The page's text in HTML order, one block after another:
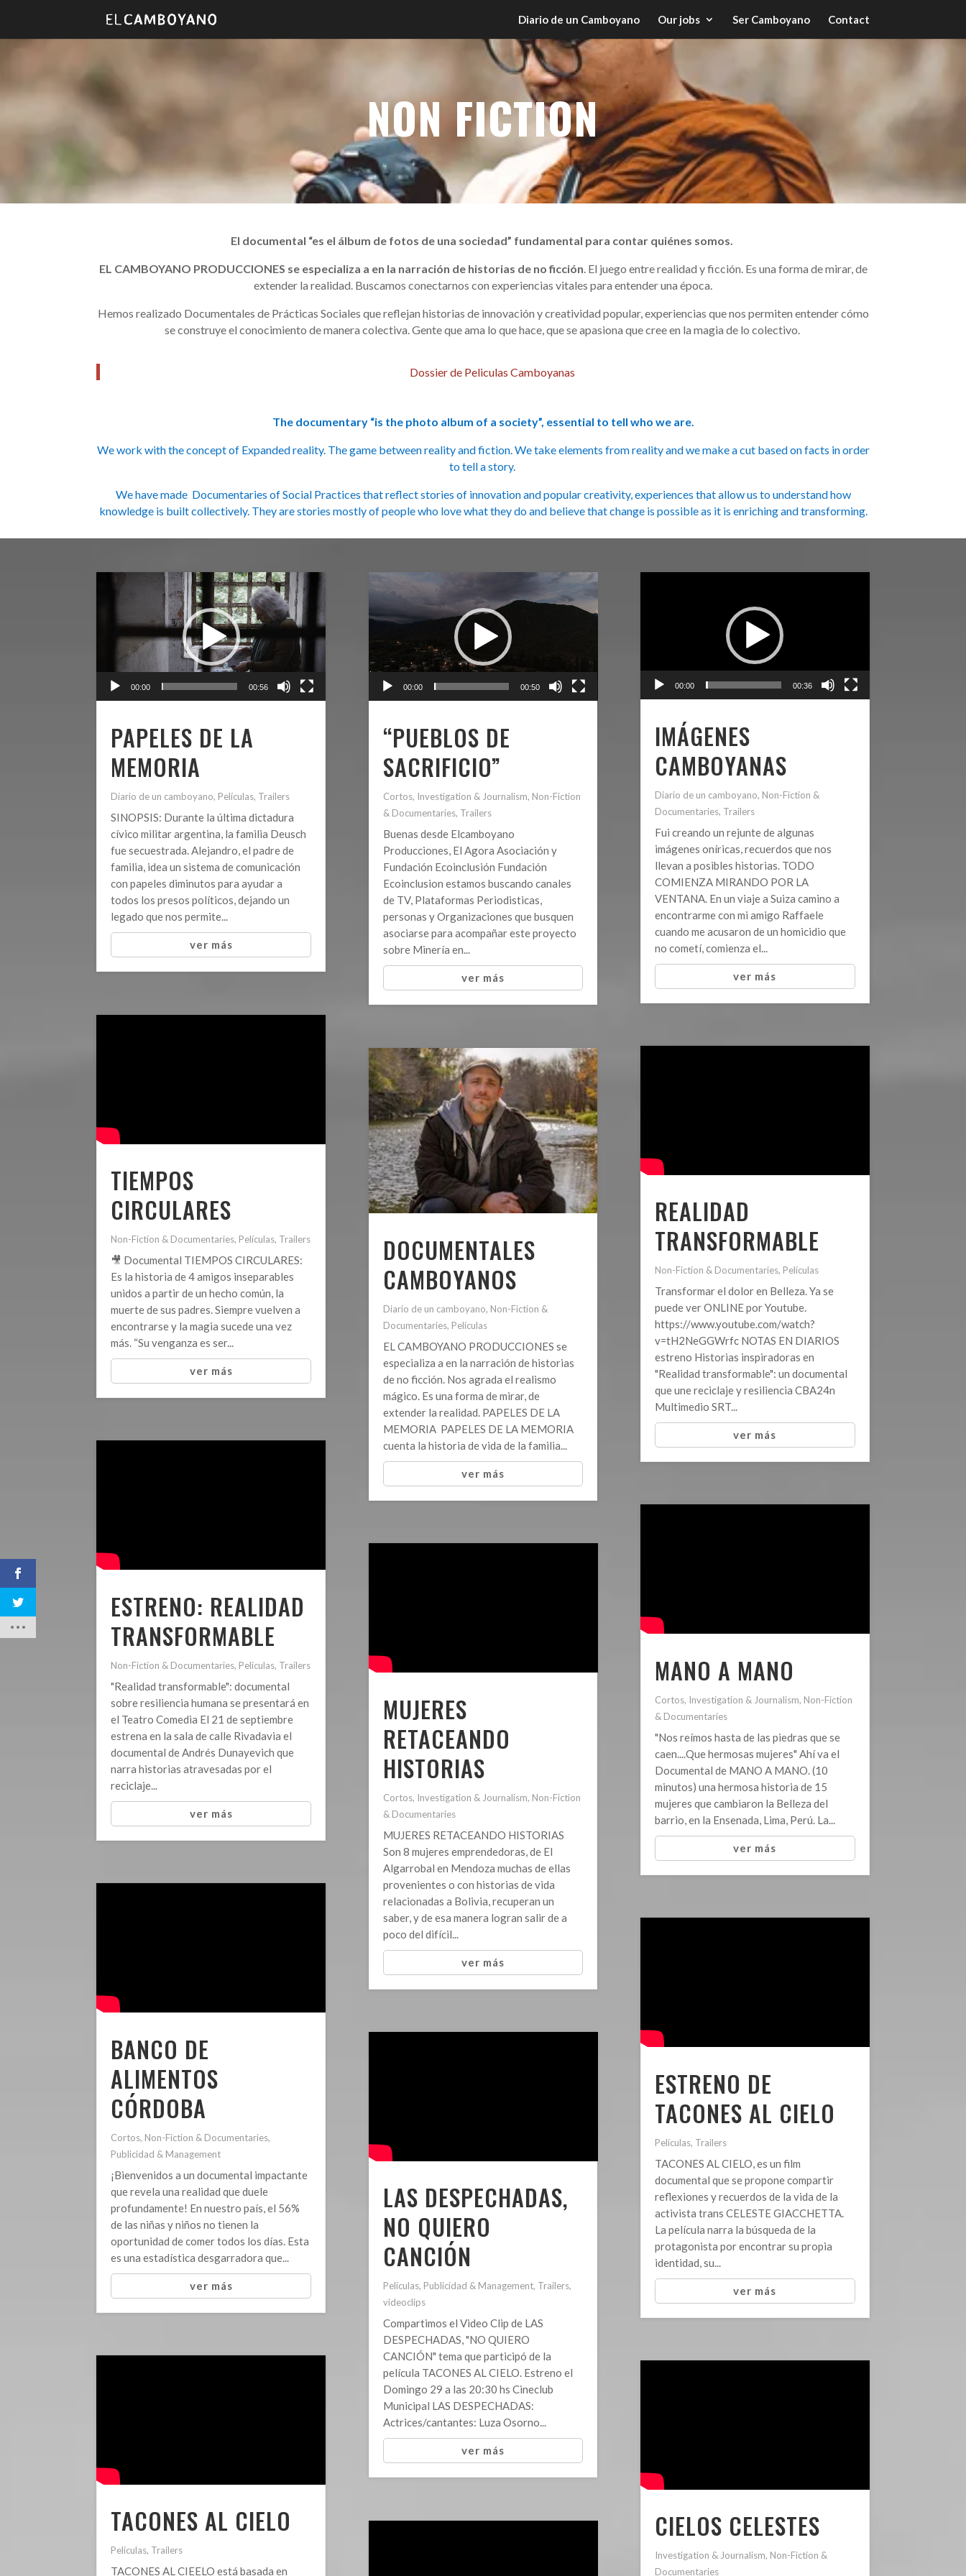
Diario de un Camboyano Our jobs Ser Camboyano Contact
NON FICTION
El documental “es el álbum de fotos de una sociedad” fundamental para contar quiénes somos.
EL CAMBOYANO PRODUCCIONES se especializa a en la narración de historias de no ficción. El juego entre realidad y ficción. Es una forma de mirar, de
extender la realidad. Buscamos conectarnos con experiencias vitales para entender una época.
Hemos realizado Documentales de Prácticas Sociales que reflejan historias de innovación y creatividad popular, experiencias que nos permiten entender cómo
se construye el conocimiento de manera colectiva. Gente que ama lo que hace, que se apasiona que cree en la magia de lo colectivo.
Dossier de Peliculas Camboyanas
The documentary “is the photo album of a society”, essential to tell who we are.
We work with the concept of Expanded reality. The game between reality and fiction. We take elements from reality and we make a cut based on facts in order
to tell a story.
We have made Documentaries of Social Practices that reflect stories of innovation and popular creativity, experiences that allow us to understand how
knowledge is built collectively. They are stories mostly of people who love what they do and believe that change is possible as it is enriching and transforming.
Reproductor
00:00 00:56
PAPELES DE LA
MEMORIA
Diario de un camboyano, Películas, Trailers
SINOPSIS: Durante la última dictadura
cívico militar argentina, la familia Deusch
fue secuestrada. Alejandro, el padre de
familia, idea un sistema de comunicación
con papeles diminutos para ayudar a
todos los presos políticos, dejando un
legado que nos permite...
ver más
TIEMPOS
CIRCULARES
Non-Fiction & Documentaries, Películas, Trailers
🎥 Documental TIEMPOS CIRCULARES:
Es la historia de 4 amigos inseparables
unidos a partir de un hecho común, la
muerte de sus padres. Siempre vuelven a
encontrarse y la magia sucede una vez
más. “Su venganza es ser...
ver más
ESTRENO: REALIDAD
TRANSFORMABLE
Non-Fiction & Documentaries, Películas, Trailers
"Realidad transformable": documental
sobre resiliencia humana se presentará en
el Teatro Comedia El 21 de septiembre
estrena en la sala de calle Rivadavia el
documental de Andrés Dunayevich que
narra historias atravesadas por el
reciclaje...
ver más
BANCO DE
ALIMENTOS
CÓRDOBA
Cortos, Non-Fiction & Documentaries,
Publicidad & Management
¡Bienvenidos a un documental impactante
que revela una realidad que duele
profundamente! En nuestro país, el 56%
de las niñas y niños no tienen la
oportunidad de comer todos los días. Esta
es una estadística desgarradora que...
ver más
TACONES AL CIELO
Películas, Trailers
TACONES AL CIEELO está basada en
Reproductor
video
00:00 00:50
“PUEBLOS DE
SACRIFICIO”
Cortos, Investigation & Journalism, Non-Fiction
& Documentaries, Trailers
Buenas desde Elcamboyano
Producciones, El Agora Asociación y
Fundación Ecoinclusión Fundación
Ecoinclusion estamos buscando canales
de TV, Plataformas Periodisticas,
personas y Organizaciones que busquen
asociarse para acompañar este proyecto
sobre Minería en...
ver más
DOCUMENTALES
CAMBOYANOS
Diario de un camboyano, Non-Fiction &
Documentaries, Películas
EL CAMBOYANO PRODUCCIONES se
especializa a en la narración de historias
de no ficción. Nos agrada el realismo
mágico. Es una forma de mirar, de
extender la realidad. PAPELES DE LA
MEMORIA PAPELES DE LA MEMORIA
cuenta la historia de vida de la familia...
ver más
MUJERES
RETACEANDO
HISTORIAS
Cortos, Investigation & Journalism, Non-Fiction
& Documentaries
MUJERES RETACEANDO HISTORIAS
Son 8 mujeres emprendedoras, de El
Algarrobal en Mendoza muchas de ellas
provenientes o con historias de vida
relacionadas a Bolivia, recuperan un
saber, y de esa manera logran salir de a
poco del difícil...
ver más
LAS DESPECHADAS,
NO QUIERO
CANCIÓN
Películas, Publicidad & Management, Trailers,
videoclips
Compartimos el Video Clip de LAS
DESPECHADAS, "NO QUIERO
CANCIÓN" tema que participó de la
película TACONES AL CIELO. Estreno el
Domingo 29 a las 20:30 hs Cineclub
Municipal LAS DESPECHADAS:
Actrices/cantantes: Luza Osorno...
ver más
00:00 00:36
IMÁGENES
CAMBOYANAS
Diario de un camboyano, Non-Fiction &
Documentaries, Trailers
Fui creando un rejunte de algunas
imágenes oníricas, recuerdos que nos
llevan a posibles historias. TODO
COMIENZA MIRANDO POR LA
VENTANA. En un viaje a Suiza camino a
encontrarme con mi amigo Raffaele
cuando me acusaron de un homicidio que
no cometí, comienza el...
ver más
REALIDAD
TRANSFORMABLE
Non-Fiction & Documentaries, Películas
Transformar el dolor en Belleza. Ya se
puede ver ONLINE por Youtube.
https://www.youtube.com/watch?
v=tH2NeGGWrfc NOTAS EN DIARIOS
estreno Historias inspiradoras en
"Realidad transformable": un documental
que une reciclaje y resiliencia CBA24n
Multimedio SRT...
ver más
MANO A MANO
Cortos, Investigation & Journalism, Non-Fiction
& Documentaries
"Nos reímos hasta de las piedras que se
caen....Que hermosas mujeres" Ahí va el
Documental de MANO A MANO. (10
minutos) una hermosa historia de 15
mujeres que cambiaron la Belleza del
barrio, en la Ensenada, Lima, Perú. La...
ver más
ESTRENO DE
TACONES AL CIELO
Películas, Trailers
TACONES AL CIELO, es un film
documental que se propone compartir
reflexiones y recuerdos de la vida de la
activista trans CELESTE GIACCHETTA.
La película narra la búsqueda de la
protagonista por encontrar su propia
identidad, su...
ver más
CIELOS CELESTES
Investigation & Journalism, Non-Fiction &
Documentaries